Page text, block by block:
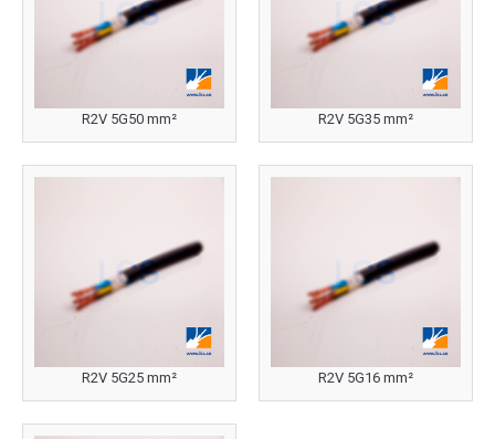
R2V 5G50 mm² R2V 5G35 mm²
R2V 5G25 mm² R2V 5G16 mm²